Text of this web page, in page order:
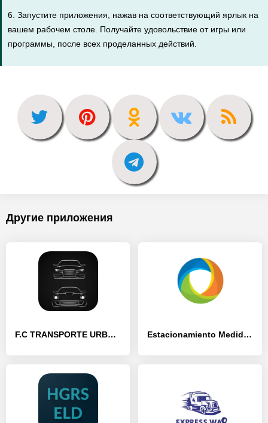
6. Запустите приложения, нажав на соответствующий ярлык на
вашем рабочем столе. Получайте удовольствие от игры или
программы, после всех проделанных действий.
Другие приложения
F.C TRANSPORTE URBANO - [Премиум версия] Estacionamiento Medido Lobos - [Премиум версия]